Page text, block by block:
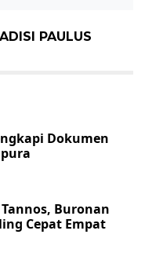
PAULUS
Dokumen
Buronan
Cepat Empat